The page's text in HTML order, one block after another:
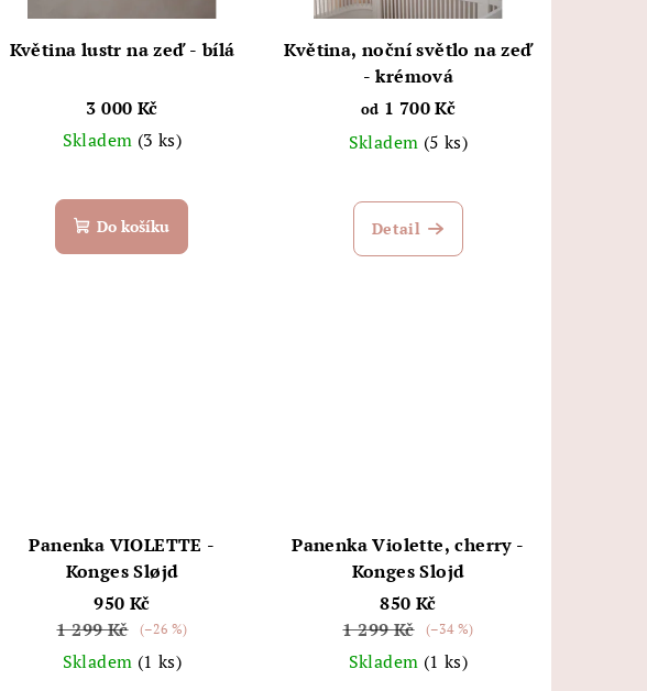
Květina lustr na zeď - bílá
3 000 Kč
Skladem (3 ks)
Do košíku
Květina, noční světlo na zeď
- krémová
od 1 700 Kč
Skladem (5 ks)
Detail
Panenka VIOLETTE -
Konges Sløjd
950 Kč
1 299 Kč
(–26 %)
Skladem (1 ks)
Panenka Violette, cherry -
Konges Slojd
850 Kč
1 299 Kč
(–34 %)
Skladem (1 ks)